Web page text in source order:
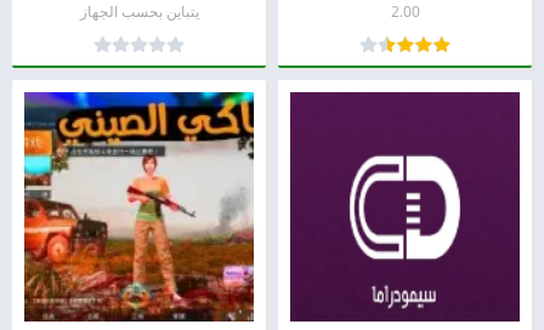
2.00 يتباين بحسب الجهاز